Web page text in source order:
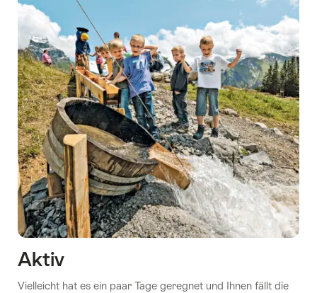
Aktiv
Vielleicht hat es ein paar Tage geregnet und Ihnen fällt die